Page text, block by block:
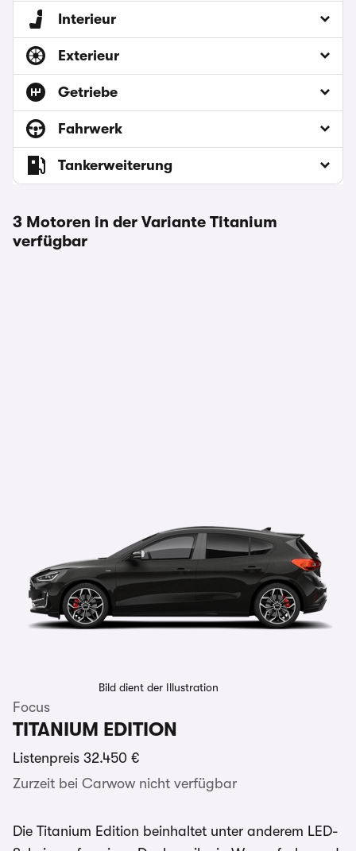
Interieur
Exterieur
Getriebe
Fahrwerk
Tankerweiterung
3 Motoren in der Variante Titanium
verfügbar
Bild dient der Illustration
Focus
TITANIUM EDITION
Listenpreis 32.450 €
Zurzeit bei Carwow nicht verfügbar
Die Titanium Edition beinhaltet unter anderem LED-